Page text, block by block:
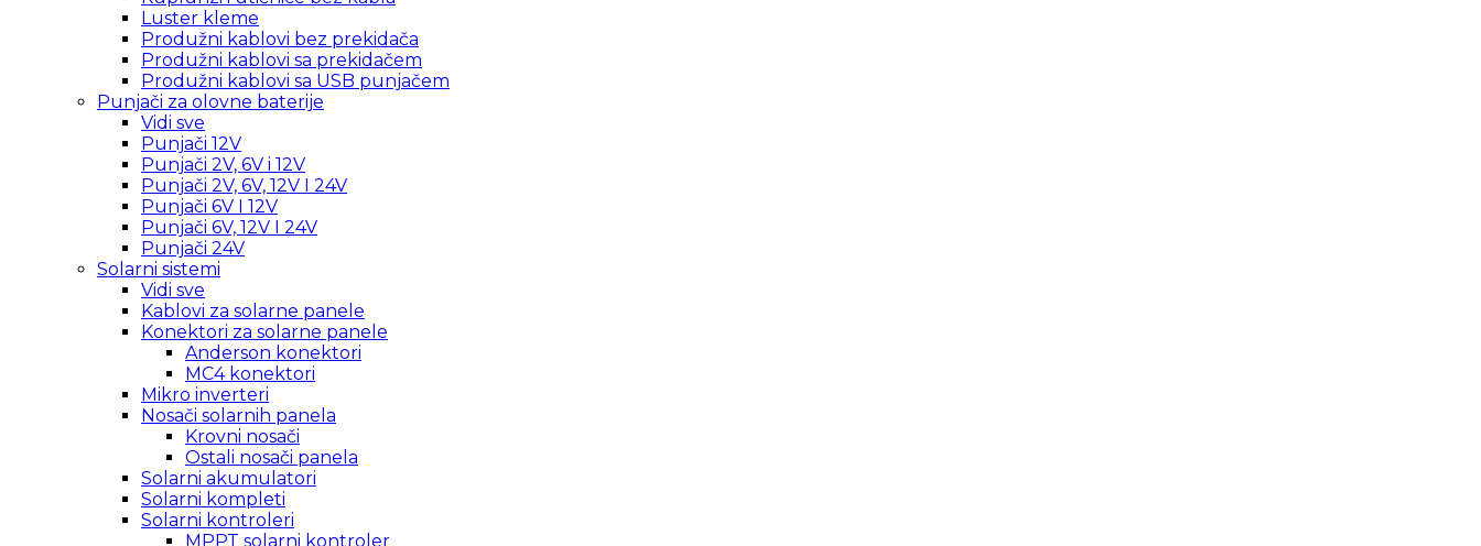
Luster kleme
Produžni kablovi bez prekidača
Produžni kablovi sa prekidačem
Produžni kablovi sa USB punjačem
Punjači za olovne baterije
Vidi sve
Punjači 12V
Punjači 2V, 6V i 12V
Punjači 2V, 6V, 12V I 24V
Punjači 6V I 12V
Punjači 6V, 12V I 24V
Punjači 24V
Solarni sistemi
Vidi sve
Kablovi za solarne panele
Konektori za solarne panele
Anderson konektori
MC4 konektori
Mikro inverteri
Nosači solarnih panela
Krovni nosači
Ostali nosači panela
Solarni akumulatori
Solarni kompleti
Solarni kontroleri
MPPT solarni kontroler